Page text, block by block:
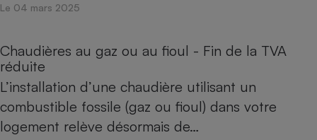
Le 04 mars 2025
Chaudières au gaz ou au fioul - Fin de la TVA
réduite
L’installation d’une chaudière utilisant un
combustible fossile (gaz ou fioul) dans votre
logement relève désormais de…